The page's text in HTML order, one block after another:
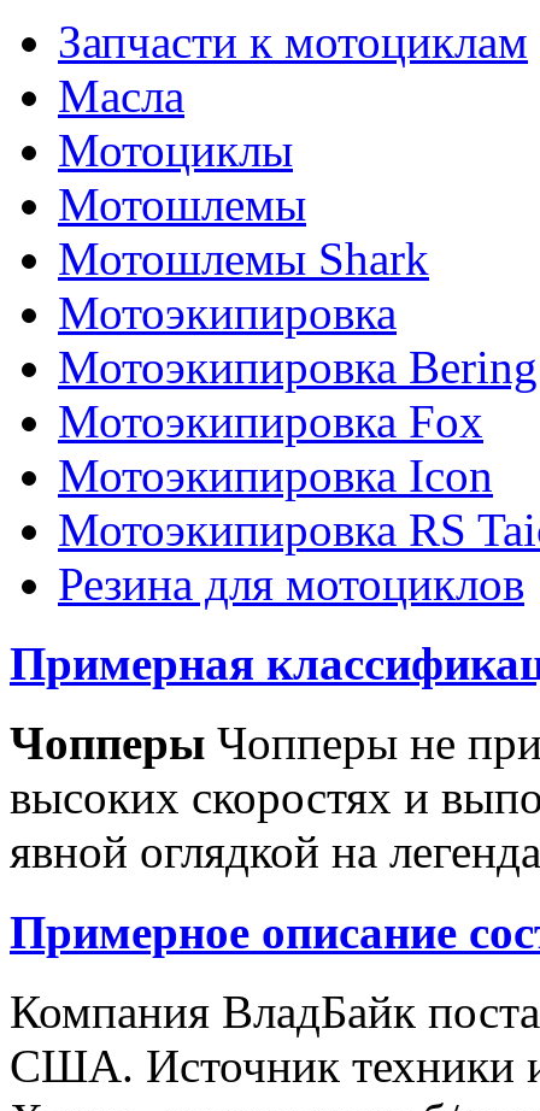
Запчасти к мотоциклам
Масла
Мотоциклы
Мотошлемы
Мотошлемы Shark
Мотоэкипировка
Мотоэкипировка Bering
Мотоэкипировка Fox
Мотоэкипировка Icon
Мотоэкипировка RS
Резина для мотоциклов
Примерная
Чопперы Чопперы не
высоких скоростях и
явной оглядкой на
Примерное описание
Компания ВладБайк
США. Источник техники